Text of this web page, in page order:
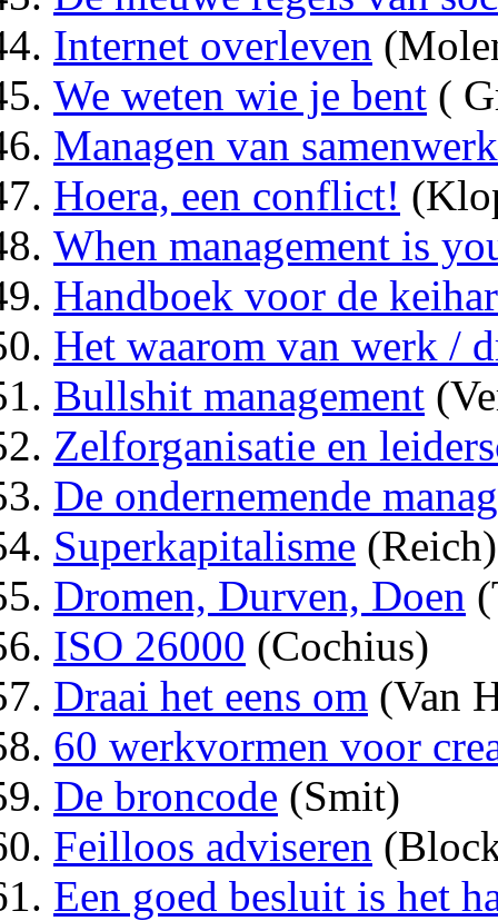
Internet overleven
We weten wie je bent (
Managen van
Hoera, een conflict!
When management is
Handboek voor de
Het waarom van werk /
Bullshit management
Zelforganisatie en
De ondernemende
Superkapitalisme (Reich)
Dromen, Durven, Doen
ISO 26000 (Cochius)
Draai het eens om (Van
60 werkvormen voor
De broncode (Smit)
Feilloos adviseren
Een goed besluit is het